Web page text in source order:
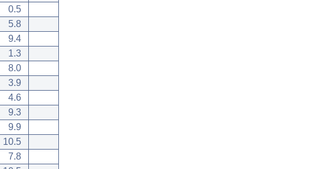
0.5
5.8
9.4
1.3
8.0
3.9
4.6
9.3
9.9
10.5
7.8